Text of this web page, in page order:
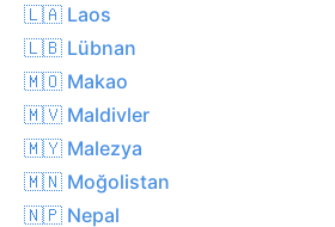
🇱🇦 Laos
🇱🇧 Lübnan
🇲🇴 Makao
🇲🇻 Maldivler
🇲🇾 Malezya
🇲🇳 Moğolistan
🇳🇵 Nepal